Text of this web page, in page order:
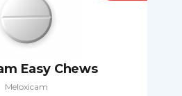
Easy Chews
Meloxicam